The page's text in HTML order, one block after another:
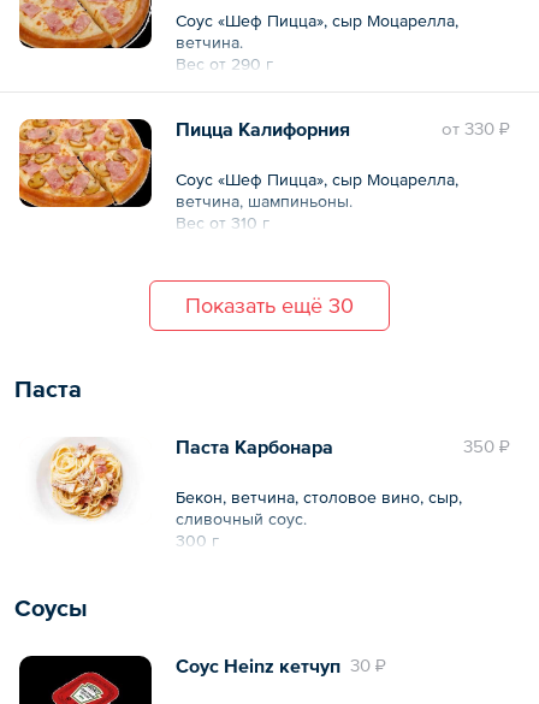
Соус «Шеф Пицца», сыр Моцарелла,
ветчина.
Вес от 290 г
oт 330 ₽
Пицца Калифорния
Соус «Шеф Пицца», сыр Моцарелла,
ветчина, шампиньоны.
Вес от 310 г
Показать ещё 30
Паста
350 ₽
Паста Карбонара
Бекон, ветчина, столовое вино, сыр,
сливочный соус.
300 г
Соусы
30 ₽
Соус Heinz кетчуп